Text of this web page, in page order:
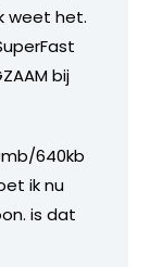
weet het.
bij
640kb
ik nu
is dat